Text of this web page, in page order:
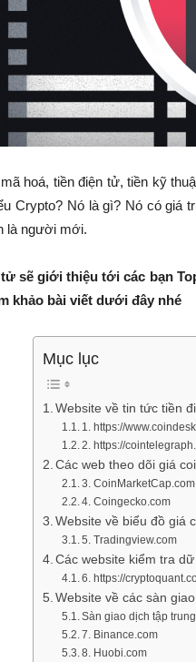
hoá, tiền điện tử, tiền kỹ
Crypto? Nó là gì? Nó có giá
là người mới.
sẽ giới thiệu tới các bạn
khảo bài viết dưới đây nhé
Mục lục
Website về tin tức tiền
1. https://
2. https://
Các web theo dõi giá
3. CoinMarketCap.com
4. Coingecko.com
Website về biểu đồ giá
5. Tradingview.com
Các website kiểm tra
6. https://
Website về các sàn
Sàn giao dịch tập
7. Binance.com
8. Huobi.com